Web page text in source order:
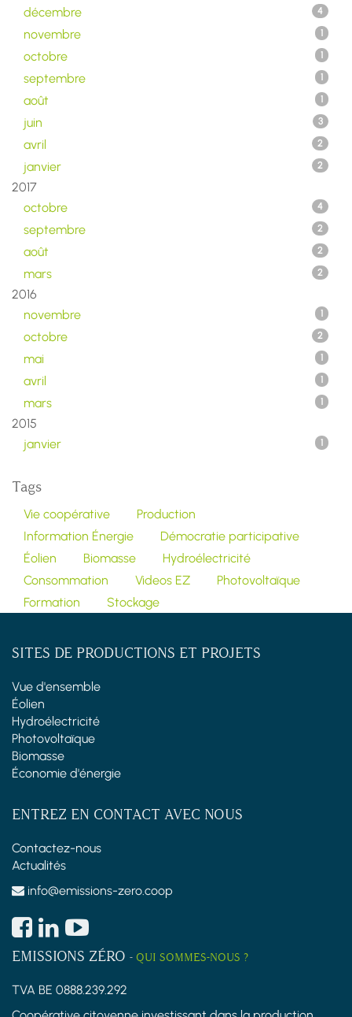
décembre
4
novembre 1
octobre 1
septembre 1
août 1
juin 3
avril 2
janvier 2
2017
octobre
4
septembre 2
août 2
mars 2
2016
novembre
1
octobre 2
mai 1
avril 1
mars 1
2015
janvier
1
Tags
Vie coopérative
Production
Information Énergie
Démocratie participative
Éolien
Biomasse
Hydroélectricité
Consommation
Videos EZ
Photovoltaïque
Formation
Stockage
SITES DE PRODUCTIONS ET PROJETS
Vue d'ensemble
Éolien
Hydroélectricité
Photovoltaïque
Biomasse
Économie d'énergie
ENTREZ EN CONTACT AVEC NOUS
Contactez-nous
Actualités
info@emissions-zero.coop
EMISSIONS ZÉRO - QUI SOMMES-NOUS ?
TVA BE 0888.239.292